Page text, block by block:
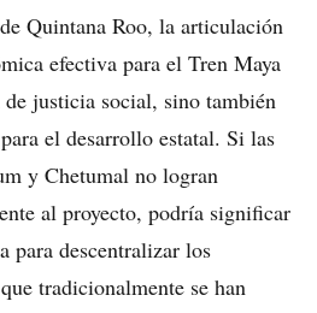
Quintana Roo, la articulación
efectiva para el Tren Maya
justicia social, sino también
el desarrollo estatal. Si las
y Chetumal no logran
al proyecto, podría significar
para descentralizar los
tradicionalmente se han